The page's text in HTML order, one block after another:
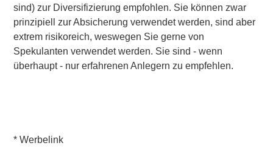
sind) zur Diversifizierung empfohlen. Sie können zwar
prinzipiell zur Absicherung verwendet werden, sind aber
extrem risikoreich, weswegen Sie gerne von
Spekulanten verwendet werden. Sie sind - wenn
überhaupt - nur erfahrenen Anlegern zu empfehlen.
* Werbelink